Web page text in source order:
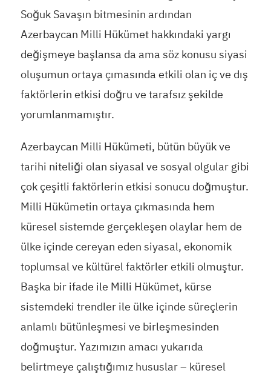
Soğuk Savaşın bitmesinin ardından
Azerbaycan Milli Hükümet hakkındaki yargı
değişmeye başlansa da ama söz konusu siyasi
oluşumun ortaya çımasında etkili olan iç ve dış
faktörlerin etkisi doğru ve tarafsız şekilde
yorumlanmamıştır.
Azerbaycan Milli Hükümeti, bütün büyük ve
tarihi niteliği olan siyasal ve sosyal olgular gibi
çok çeşitli faktörlerin etkisi sonucu doğmuştur.
Milli Hükümetin ortaya çıkmasında hem
küresel sistemde gerçekleşen olaylar hem de
ülke içinde cereyan eden siyasal, ekonomik
toplumsal ve kültürel faktörler etkili olmuştur.
Başka bir ifade ile Milli Hükümet, kürse
sistemdeki trendler ile ülke içinde süreçlerin
anlamlı bütünleşmesi ve birleşmesinden
doğmuştur. Yazımızın amacı yukarıda
belirtmeye çalıştığımız hususlar – küresel